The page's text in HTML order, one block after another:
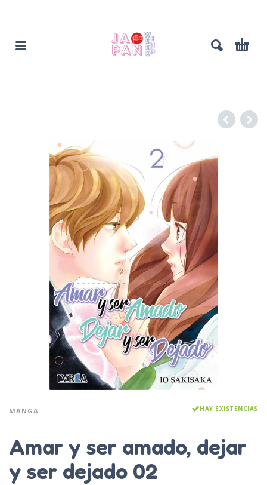
MANGA HAY EXISTENCIAS
Amar y ser amado, dejar
y ser dejado 02